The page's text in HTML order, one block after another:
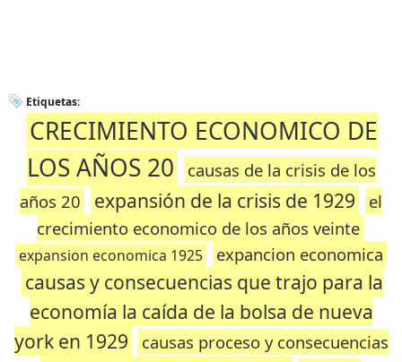
Etiquetas:
CRECIMIENTO ECONOMICO DE
LOS AÑOS 20
causas de la crisis de los
años 20
expansión de la crisis de 1929
el
crecimiento economico de los años veinte
expansion economica 1925 expancion economica
causas y consecuencias que trajo para la
economía la caída de la bolsa de nueva
york en 1929
causas proceso y consecuencias